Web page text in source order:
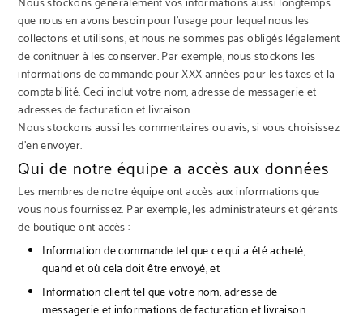
que nous en avons besoin pour l’usage pour lequel nous les
collectons et utilisons, et nous ne sommes pas obligés légalement
de conitnuer à les conserver. Par exemple, nous stockons les
informations de commande pour XXX années pour les taxes et la
comptabilité. Ceci inclut votre nom, adresse de messagerie et
adresses de facturation et livraison.
Nous stockons aussi les commentaires ou avis, si vous choisissez
d’en envoyer.
Qui de notre équipe a accès aux données
Les membres de notre équipe ont accès aux informations que
vous nous fournissez. Par exemple, les administrateurs et gérants
de boutique ont accès :
Information de commande tel que ce qui a été acheté,
quand et où cela doit être envoyé, et
Information client tel que votre nom, adresse de
messagerie et informations de facturation et livraison.